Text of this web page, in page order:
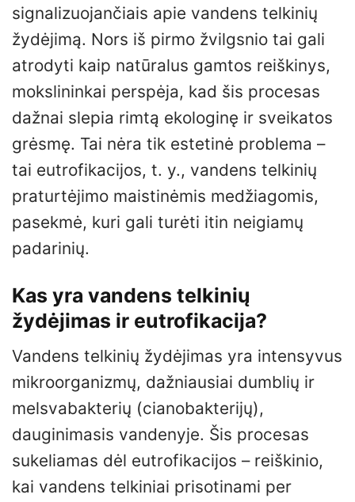
signalizuojančiais apie vandens telkinių
žydėjimą. Nors iš pirmo žvilgsnio tai gali
atrodyti kaip natūralus gamtos reiškinys,
mokslininkai perspėja, kad šis procesas
dažnai slepia rimtą ekologinę ir sveikatos
grėsmę. Tai nėra tik estetinė problema –
tai eutrofikacijos, t. y., vandens telkinių
praturtėjimo maistinėmis medžiagomis,
pasekmė, kuri gali turėti itin neigiamų
padarinių.
Kas yra vandens telkinių
žydėjimas ir eutrofikacija?
Vandens telkinių žydėjimas yra intensyvus
mikroorganizmų, dažniausiai dumblių ir
melsvabakterių (cianobakterijų),
dauginimasis vandenyje. Šis procesas
sukeliamas dėl eutrofikacijos – reiškinio,
kai vandens telkiniai prisotinami per